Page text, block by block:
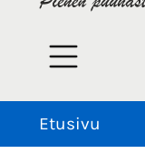
Etusivu